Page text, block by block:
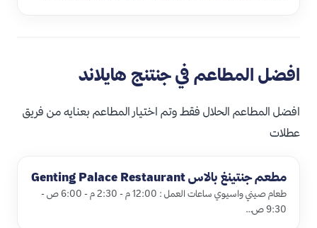
افضل المطاعم في جنتنج هايلاند
افضل المطاعم الحلال فقط وتم اختيار المطاعم بعنايه من فريق
عطلات
مطعم جنتينغ بالاس Genting Palace Restaurant
طعام صيني واسيوي ساعات العمل : 12:00 م - 2:30 م - 6:00 ص -
9:30 ص…